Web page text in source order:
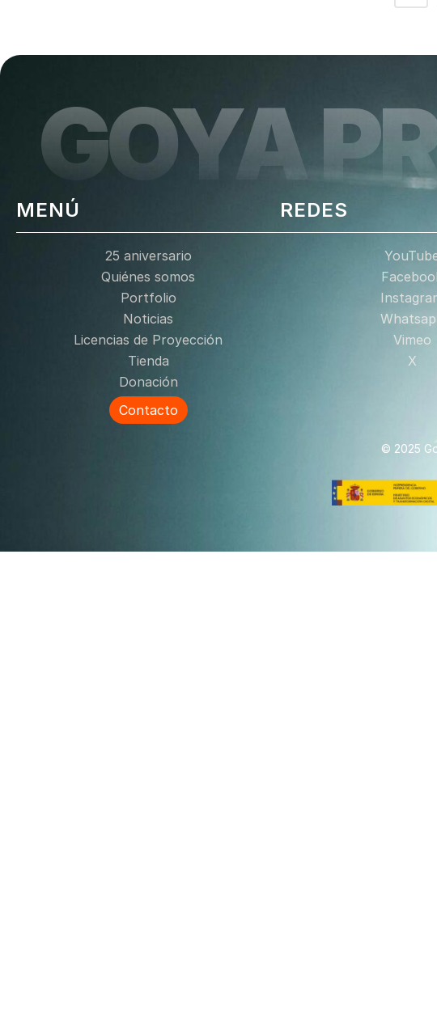
GOYA
MENÚ
25 aniversario
Quiénes somos
Portfolio
Noticias
Licencias de Proyección
Tienda
Donación
Contacto
REDES
Vimeo
X
© 2025